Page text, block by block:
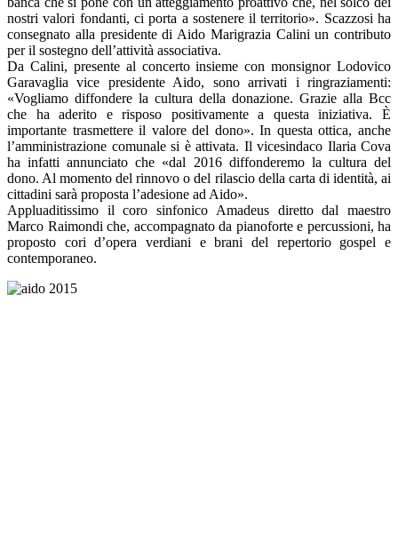
nostri valori fondanti, ci porta a sostenere il territorio». Scazzosi ha
consegnato alla presidente di Aido Marigrazia Calini un contributo
per il sostegno dell’attività associativa.
Da Calini, presente al concerto insieme con monsignor Lodovico
Garavaglia vice presidente Aido, sono arrivati i ringraziamenti:
«Vogliamo diffondere la cultura della donazione. Grazie alla Bcc
che ha aderito e risposo positivamente a questa iniziativa. È
importante trasmettere il valore del dono». In questa ottica, anche
l’amministrazione comunale si è attivata. Il vicesindaco Ilaria Cova
ha infatti annunciato che «dal 2016 diffonderemo la cultura del
dono. Al momento del rinnovo o del rilascio della carta di identità, ai
cittadini sarà proposta l’adesione ad Aido».
Appluaditissimo il coro sinfonico Amadeus diretto dal maestro
Marco Raimondi che, accompagnato da pianoforte e percussioni, ha
proposto cori d’opera verdiani e brani del repertorio gospel e
contemporaneo.